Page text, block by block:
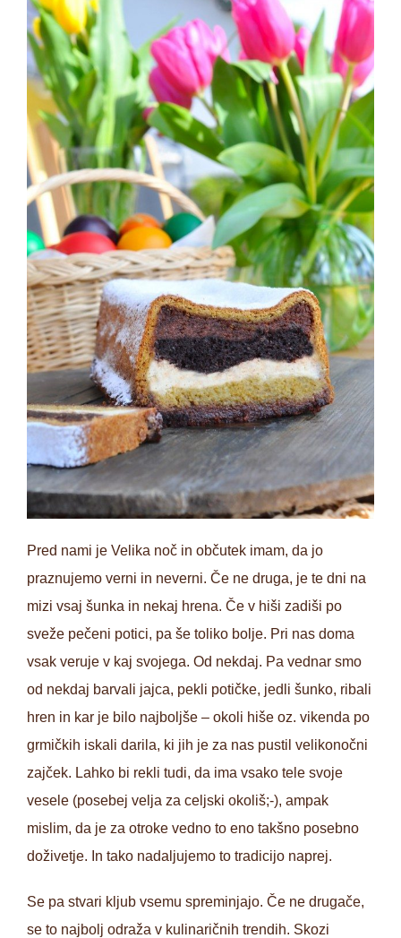
Pred nami je Velika noč in občutek imam, da jo
praznujemo verni in neverni. Če ne druga, je te dni na
mizi vsaj šunka in nekaj hrena. Če v hiši zadiši po
sveže pečeni potici, pa še toliko bolje. Pri nas doma
vsak veruje v kaj svojega. Od nekdaj. Pa vednar smo
od nekdaj barvali jajca, pekli potičke, jedli šunko, ribali
hren in kar je bilo najboljše – okoli hiše oz. vikenda po
grmičkih iskali darila, ki jih je za nas pustil velikonočni
zajček. Lahko bi rekli tudi, da ima vsako tele svoje
vesele (posebej velja za celjski okoliš;-), ampak
mislim, da je za otroke vedno to eno takšno posebno
doživetje. In tako nadaljujemo to tradicijo naprej.
Se pa stvari kljub vsemu spreminjajo. Če ne drugače,
se to najbolj odraža v kulinaričnih trendih. Skozi